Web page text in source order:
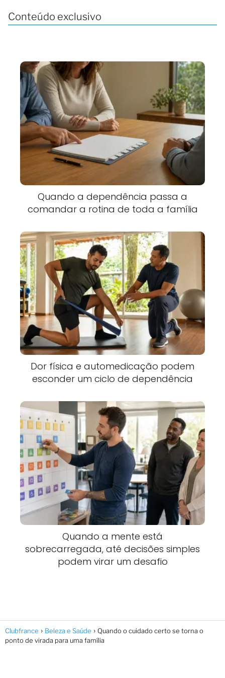
Conteúdo exclusivo
Quando a dependência passa a
comandar a rotina de toda a família
Dor física e automedicação podem
esconder um ciclo de dependência
Quando a mente está
sobrecarregada, até decisões simples
podem virar um desafio
Clubfrance Beleza e Saúde
Quando o cuidado certo se torna o
ponto de virada para uma família